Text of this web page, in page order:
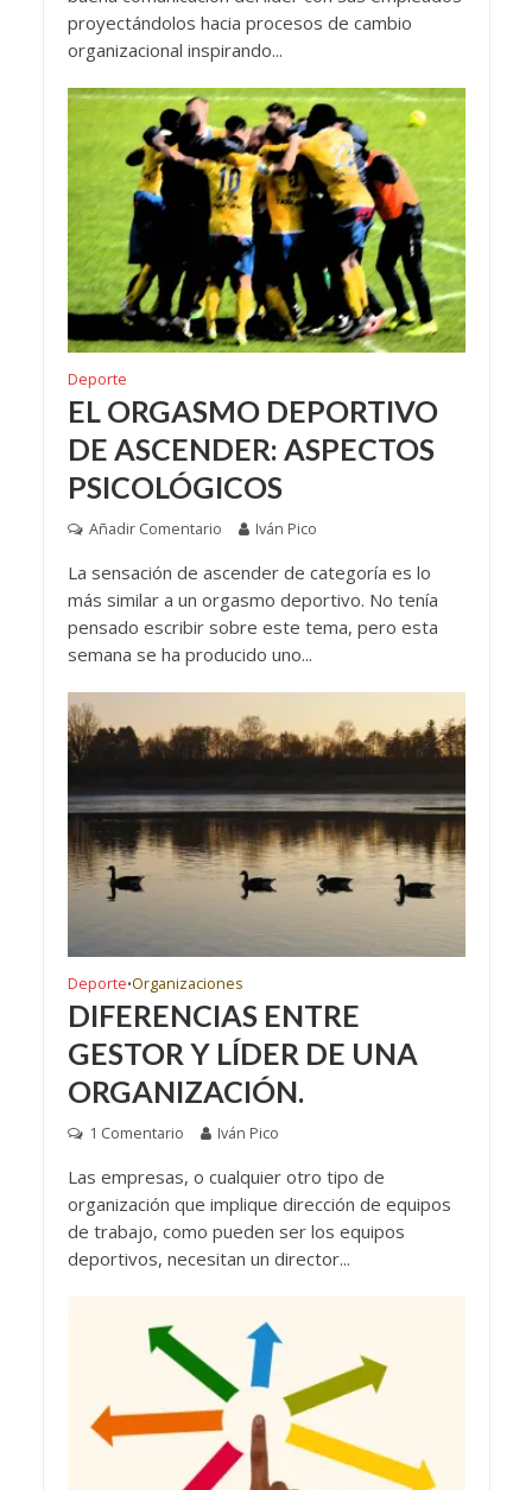
proyectándolos hacia procesos de cambio
organizacional inspirando...
Deporte
EL ORGASMO DEPORTIVO
DE ASCENDER: ASPECTOS
PSICOLÓGICOS
Añadir Comentario Iván Pico
La sensación de ascender de categoría es lo
más similar a un orgasmo deportivo. No tenía
pensado escribir sobre este tema, pero esta
semana se ha producido uno...
Deporte•Organizaciones
DIFERENCIAS ENTRE
GESTOR Y LÍDER DE UNA
ORGANIZACIÓN.
1 Comentario Iván Pico
Las empresas, o cualquier otro tipo de
organización que implique dirección de equipos
de trabajo, como pueden ser los equipos
deportivos, necesitan un director...